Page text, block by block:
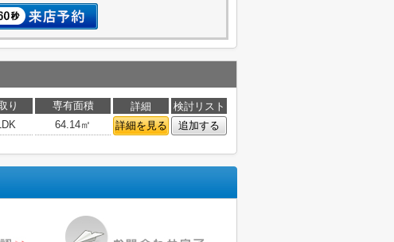
り 専有面積 詳細
検討リスト
64.14㎡ 詳細を見る 追加する